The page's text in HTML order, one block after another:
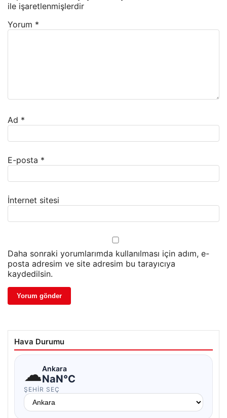
ile işaretlenmişlerdir
Yorum *
Ad *
E-posta *
İnternet sitesi
Daha sonraki yorumlarımda kullanılması için adım, e-
posta adresim ve site adresim bu tarayıcıya
kaydedilsin.
Hava Durumu
☁Ankara
NaN°C
ŞEHIR SEÇ